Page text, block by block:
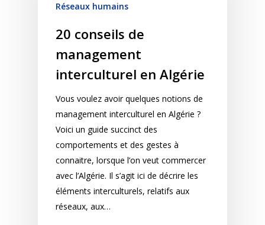
Réseaux humains
20 conseils de
management
interculturel en Algérie
Vous voulez avoir quelques notions de
management interculturel en Algérie ?
Voici un guide succinct des
comportements et des gestes à
connaitre, lorsque l’on veut commercer
avec l’Algérie. Il s’agit ici de décrire les
éléments interculturels, relatifs aux
réseaux, aux…